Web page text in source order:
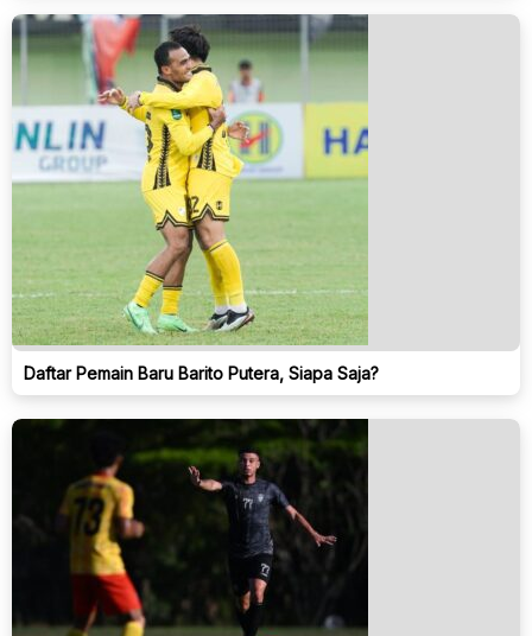
Daftar Pemain Baru Barito Putera, Siapa Saja?